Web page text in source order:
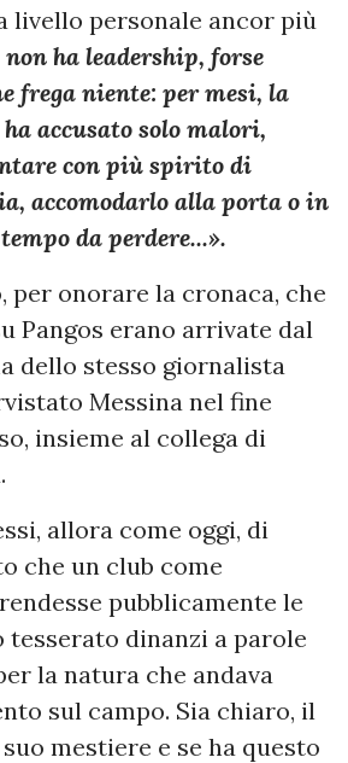
livello personale ancor più
non ha leadership, forse
frega niente: per mesi, la
accusato solo malori,
con più spirito di
accomodarlo alla porta o in
da perdere...».
per onorare la cronaca, che
Pangos erano arrivate dal
dello stesso giornalista
Messina nel fine
insieme al collega di
allora come oggi, di
che un club come
pubblicamente le
tesserato dinanzi a parole
la natura che andava
sul campo. Sia chiaro, il
mestiere e se ha questo